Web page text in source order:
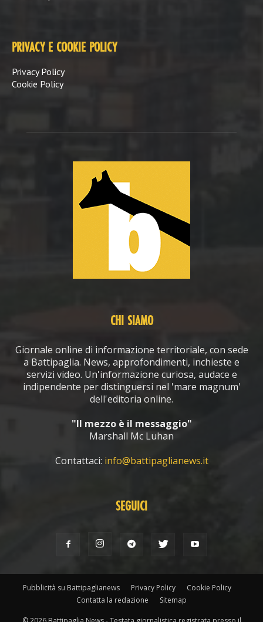
PRIVACY E COOKIE POLICY
Privacy Policy
Cookie Policy
CHI SIAMO
Giornale online di informazione territoriale, con sede
a Battipaglia. News, approfondimenti, inchieste e
servizi video. Un'informazione curiosa, audace e
indipendente per distinguersi nel 'mare magnum'
dell'editoria online.
"Il mezzo è il messaggio"
Marshall Mc Luhan
Contattaci: info@battipaglianews.it
SEGUICI
Pubblicità su Battipaglianews Privacy Policy
Cookie Policy
Contatta la redazione
Sitemap